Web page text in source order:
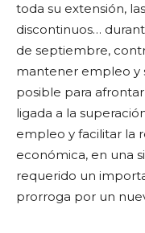
toda su extensión,
discontinuos…
de septiembre,
mantener empleo y
posible para
ligada a la
empleo y facilitar la
económica, en una
requerido un
prorroga por un